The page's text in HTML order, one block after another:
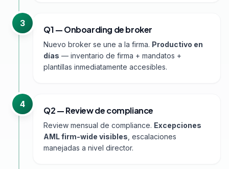
3
Q1 — Onboarding de broker
Nuevo broker se une a la firma. Productivo en
días — inventario de firma + mandatos +
plantillas inmediatamente accesibles.
4
Q2 — Review de compliance
Review mensual de compliance. Excepciones
AML firm-wide visibles , escalaciones
manejadas a nivel director.